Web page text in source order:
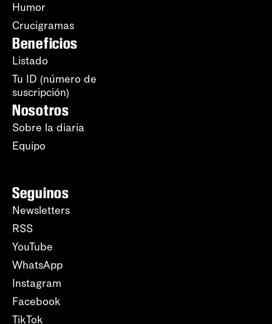
Humor
Crucigramas
Beneficios
Listado
Tu ID (número de
suscripción)
Nosotros
Sobre la diaria
Equipo
Seguinos
Newsletters
RSS
YouTube
WhatsApp
Instagram
Facebook
TikTok